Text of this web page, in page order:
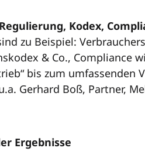
Kodex,
zu Beispiel:
& Co., Compliance
bis zum
Gerhard Boß, Partner,
Ergebnisse